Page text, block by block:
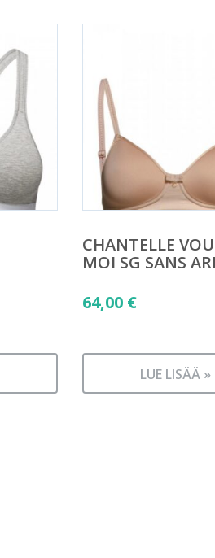
CHANTELLE
MOI SG SANS
64,00 €
LUE LISÄÄ »